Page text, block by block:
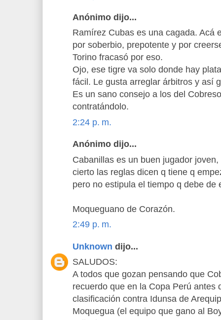
Anónimo dijo...
Ramírez Cubas es una cagada. Acá
por soberbio, prepotente y por
Torino fracasó por eso.
Ojo, ese tigre va solo donde hay
fácil. Le gusta arreglar árbitros y así
Es un sano consejo a los del
contratándolo.
2:24 p. m.
Anónimo dijo...
Cabanillas es un buen jugador
cierto las reglas dicen q tiene q
pero no estipula el tiempo q debe de
Moqueguano de Corazón.
2:49 p. m.
Unknown dijo...
SALUDOS:
A todos que gozan pensando que
recuerdo que en la Copa Perú antes
clasificación contra Idunsa de
Moquegua (el equipo que gano al